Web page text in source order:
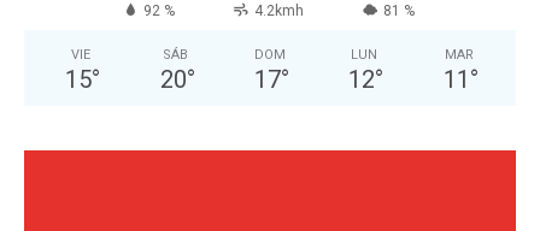
92 % 4.2kmh 81 %
VIE
15°
SÁB
20°
DOM
17°
LUN
12°
MAR
11 °